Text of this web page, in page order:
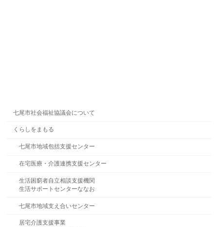
七尾市社会福祉協議会について
くらしをまもる
七尾市地域包括支援センター
在宅医療・介護連携支援センター
生活困窮者自立相談支援機関
生活サポートセンターななお
七尾市地域支え合いセンター
居宅介護支援事業